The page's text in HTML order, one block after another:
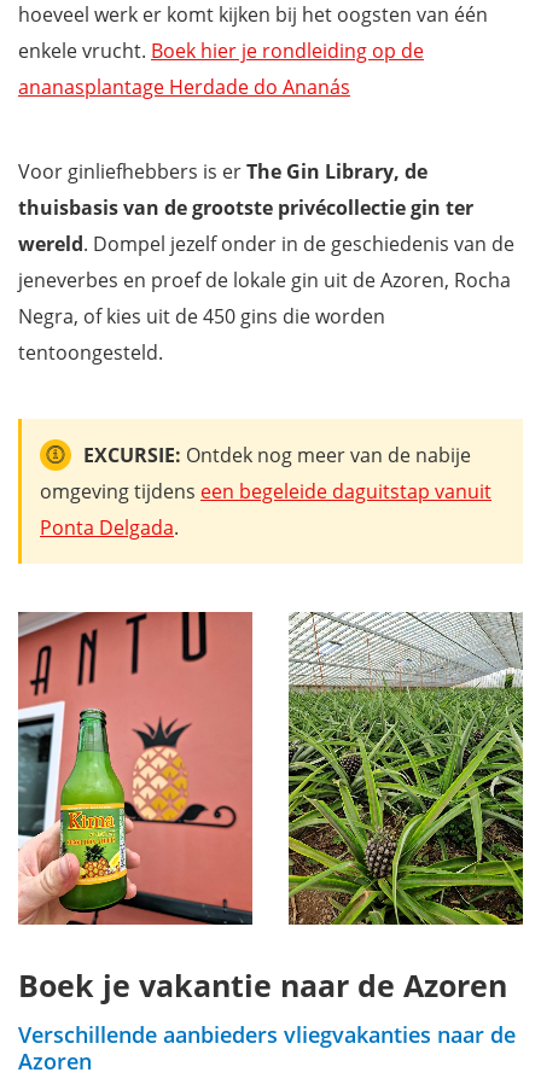
hoeveel werk er komt kijken bij het oogsten van één
enkele vrucht. Boek hier je rondleiding op de
ananasplantage Herdade do Ananás
Voor ginliefhebbers is erThe Gin Library, de
thuisbasis van de grootste privécollectie gin ter
wereld. Dompel jezelf onder in de geschiedenis van de
jeneverbes en proef de lokale gin uit de Azoren, Rocha
Negra, of kies uit de 450 gins die worden
tentoongesteld.
EXCURSIE: Ontdek nog meer van de nabije
omgeving tijdens een begeleide daguitstap vanuit
Ponta Delgada.
Boek je vakantie naar de Azoren
Verschillende aanbieders vliegvakanties naar de
Azoren